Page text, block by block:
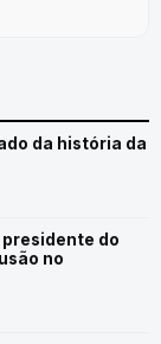
da história da
do
no